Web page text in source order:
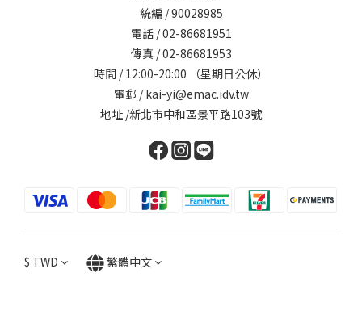
統編 / 90028985
電話 / 02-86681951
傳真 / 02-86681953
時間 / 12:00-20:00 （星期日公休）
電郵 / kai-yi@emac.idv.tw
地址 /新北市中和區景平路103號
$ TWD 繁體中文